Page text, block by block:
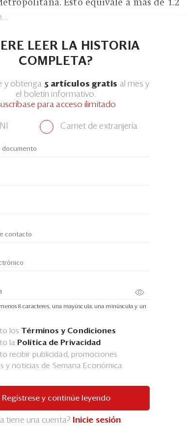
Esto equivale a más de 1.2
LEER LA HISTORIA
COMPLETA?
y obtenga 5 artículos gratis al mes y
el boletín informativo.
para acceso ilimitado
Carnet de extranjería
8 caracteres, una mayúscula, una minúscula y un
los Términos y Condiciones
la Política de Privacidad
recibir publicidad, promociones
y noticias de Semana Económica
Regístrese y continúe leyendo
tiene una cuenta? Inicie sesión